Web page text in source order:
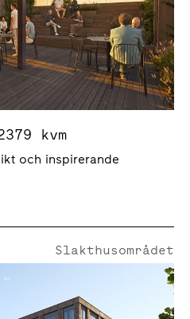
7, 2379 kvm
och inspirerande
Slakthusområdet